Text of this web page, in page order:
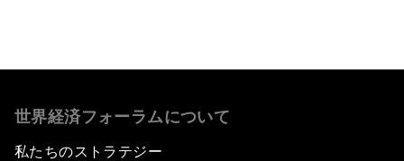
世界経済フォーラムについて
私たちのストラテジー